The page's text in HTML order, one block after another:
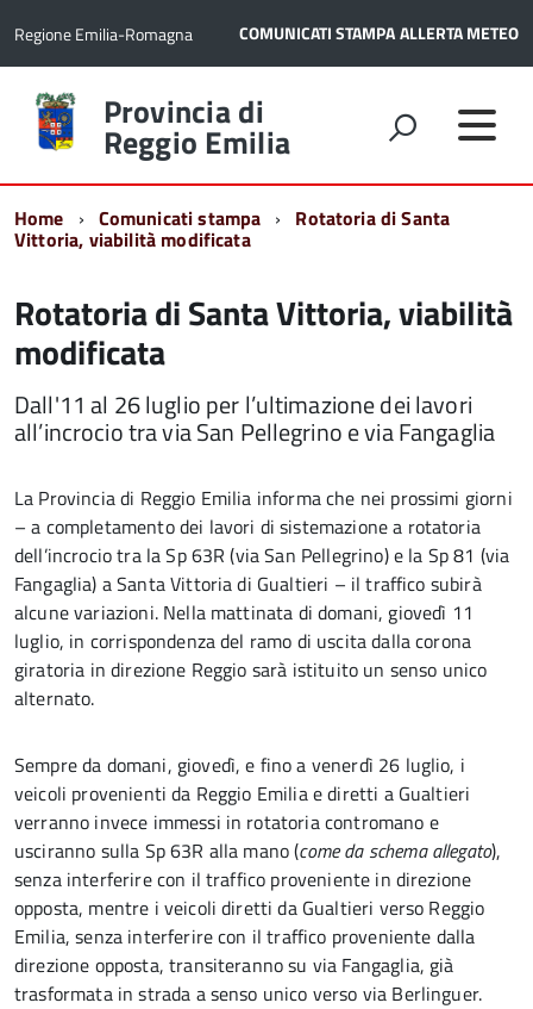
Regione Emilia-Romagna COMUNICATI STAMPAALLERTA METEO
Torna
alla
home
Provincia di
Reggio Emilia
Home Comunicati stampa Rotatoria di Santa
Vittoria, viabilità modificata
Rotatoria di Santa Vittoria, viabilità
modificata
Dall'11 al 26 luglio per l’ultimazione dei lavori
all’incrocio tra via San Pellegrino e via Fangaglia
La Provincia di Reggio Emilia informa che nei prossimi giorni
– a completamento dei lavori di sistemazione a rotatoria
dell’incrocio tra la Sp 63R (via San Pellegrino) e la Sp 81 (via
Fangaglia) a Santa Vittoria di Gualtieri – il traffico subirà
alcune variazioni. Nella mattinata di domani, giovedì 11
luglio, in corrispondenza del ramo di uscita dalla corona
giratoria in direzione Reggio sarà istituito un senso unico
alternato.
Sempre da domani, giovedì, e fino a venerdì 26 luglio, i
veicoli provenienti da Reggio Emilia e diretti a Gualtieri
verranno invece immessi in rotatoria contromano e
usciranno sulla Sp 63R alla mano (come da schema allegato),
senza interferire con il traffico proveniente in direzione
opposta, mentre i veicoli diretti da Gualtieri verso Reggio
Emilia, senza interferire con il traffico proveniente dalla
direzione opposta, transiteranno su via Fangaglia, già
trasformata in strada a senso unico verso via Berlinguer.